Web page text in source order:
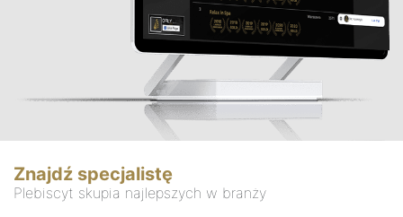
Znajdź specjalistę
Plebiscyt skupia najlepszych w branży